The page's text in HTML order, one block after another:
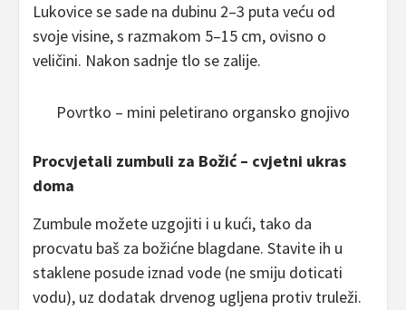
Lukovice se sade na dubinu 2–3 puta veću od
svoje visine, s razmakom 5–15 cm, ovisno o
veličini. Nakon sadnje tlo se zalije.
Povrtko – mini peletirano organsko gnojivo
Procvjetali zumbuli za Božić – cvjetni ukras
doma
Zumbule možete uzgojiti i u kući, tako da
procvatu baš za božićne blagdane. Stavite ih u
staklene posude iznad vode (ne smiju doticati
vodu), uz dodatak drvenog ugljena protiv truleži.